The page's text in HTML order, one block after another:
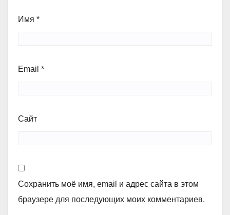
Имя *
Email *
Сайт
Сохранить моё имя, email и адрес сайта в этом
браузере для последующих моих комментариев.